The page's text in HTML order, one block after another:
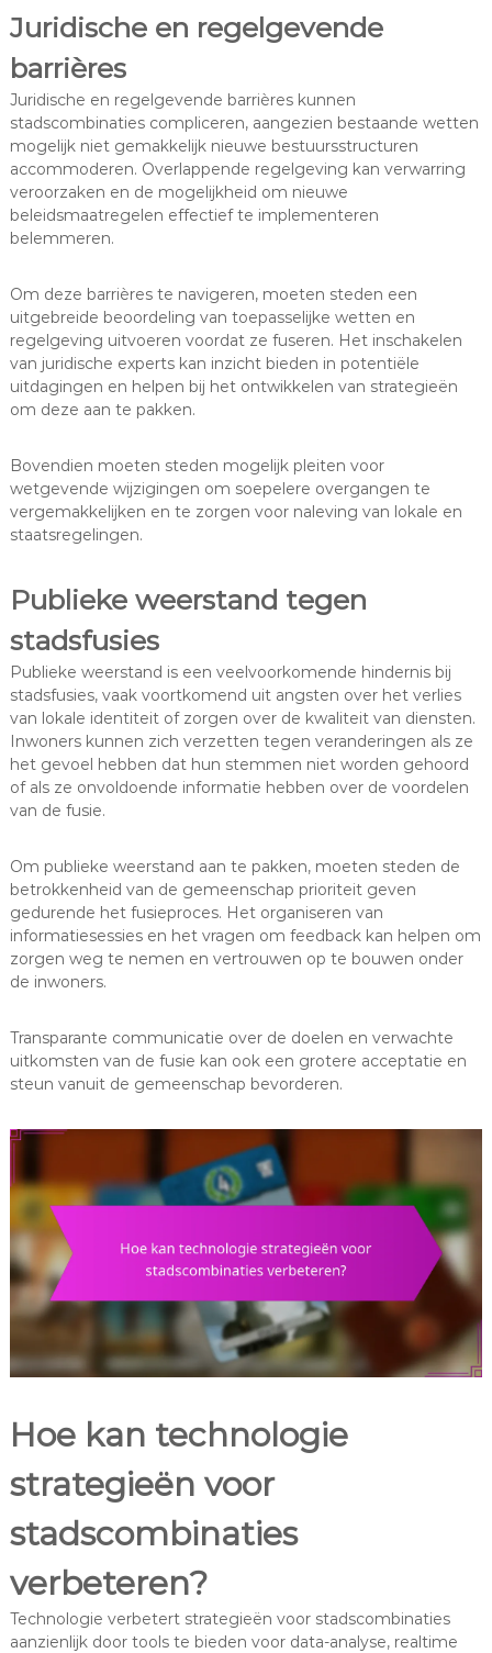
Juridische en regelgevende
barrières
Juridische en regelgevende barrières kunnen
stadscombinaties compliceren, aangezien bestaande wetten
mogelijk niet gemakkelijk nieuwe bestuursstructuren
accommoderen. Overlappende regelgeving kan verwarring
veroorzaken en de mogelijkheid om nieuwe
beleidsmaatregelen effectief te implementeren
belemmeren.
Om deze barrières te navigeren, moeten steden een
uitgebreide beoordeling van toepasselijke wetten en
regelgeving uitvoeren voordat ze fuseren. Het inschakelen
van juridische experts kan inzicht bieden in potentiële
uitdagingen en helpen bij het ontwikkelen van strategieën
om deze aan te pakken.
Bovendien moeten steden mogelijk pleiten voor
wetgevende wijzigingen om soepelere overgangen te
vergemakkelijken en te zorgen voor naleving van lokale en
staatsregelingen.
Publieke weerstand tegen
stadsfusies
Publieke weerstand is een veelvoorkomende hindernis bij
stadsfusies, vaak voortkomend uit angsten over het verlies
van lokale identiteit of zorgen over de kwaliteit van diensten.
Inwoners kunnen zich verzetten tegen veranderingen als ze
het gevoel hebben dat hun stemmen niet worden gehoord
of als ze onvoldoende informatie hebben over de voordelen
van de fusie.
Om publieke weerstand aan te pakken, moeten steden de
betrokkenheid van de gemeenschap prioriteit geven
gedurende het fusieproces. Het organiseren van
informatiesessies en het vragen om feedback kan helpen om
zorgen weg te nemen en vertrouwen op te bouwen onder
de inwoners.
Transparante communicatie over de doelen en verwachte
uitkomsten van de fusie kan ook een grotere acceptatie en
steun vanuit de gemeenschap bevorderen.
Hoe kan technologie
strategieën voor
stadscombinaties
verbeteren?
Technologie verbetert strategieën voor stadscombinaties
aanzienlijk door tools te bieden voor data-analyse, realtime